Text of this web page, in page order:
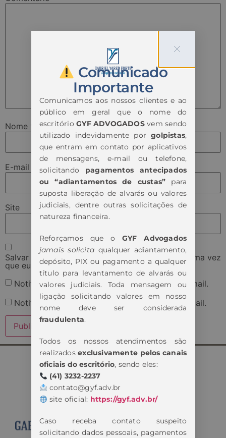
Nome *
E-mail
Site
Salvar meus dados neste navegador para a próxima vez
que eu comentar.
Notifique-me sobre novos comentários por e-mail.
Notifique-me sobre novas publicações por e-mail.
Comunicado
Importante
Comunicamos aos nossos clientes e ao
público em geral que o nome do
escritório GYF ADVOGADOSvem sendo
utilizado indevidamente por golpistas,
que entram em contato por aplicativos
de mensagens, e-mail ou telefone,
solicitando pagamentos antecipados
ou “adiantamentos de custas” para
suposta liberação de alvarás ou valores
judiciais, dentre outras solicitações de
natureza financeira.
Reforçamos que o GYF Advogados
jamais solicita qualquer adiantamento,
depósito, PIX ou pagamento a qualquer
título para levantamento de alvarás ou
valores judiciais. Toda mensagem ou
ligação solicitando valores em nosso
nome deve ser considerada
fraudulenta.
Todos os nossos atendimentos são
realizadosexclusivamente pelos canais
oficiais do escritório, sendo eles:
(41) 3232-2237
contato@gyf.adv.br
site oficial: https://gyf.adv.br/
Caso receba contato suspeito
solicitando dados pessoais, pagamentos